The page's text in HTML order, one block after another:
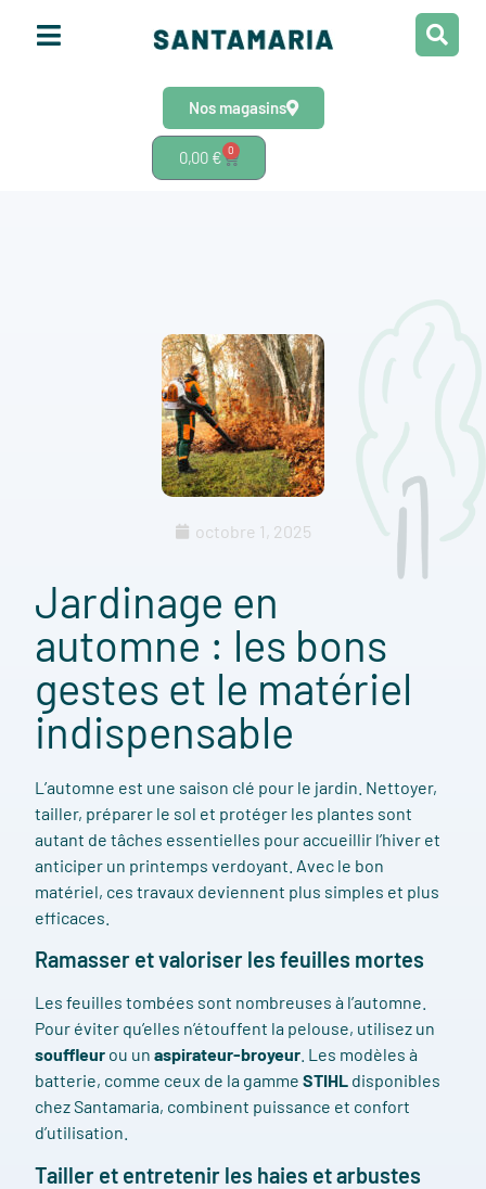
Nos magasins
0,00 € 0
octobre 1, 2025
Jardinage en
automne : les bons
gestes et le matériel
indispensable
L’automne est une saison clé pour le jardin. Nettoyer,
tailler, préparer le sol et protéger les plantes sont
autant de tâches essentielles pour accueillir l’hiver et
anticiper un printemps verdoyant. Avec le bon
matériel, ces travaux deviennent plus simples et plus
efficaces.
Ramasser et valoriser les feuilles mortes
Les feuilles tombées sont nombreuses à l’automne.
Pour éviter qu’elles n’étouffent la pelouse, utilisez un
souffleur ou un aspirateur-broyeur . Les modèles à
batterie, comme ceux de la gamme STIHL disponibles
chez Santamaria, combinent puissance et confort
d’utilisation.
Tailler et entretenir les haies et arbustes